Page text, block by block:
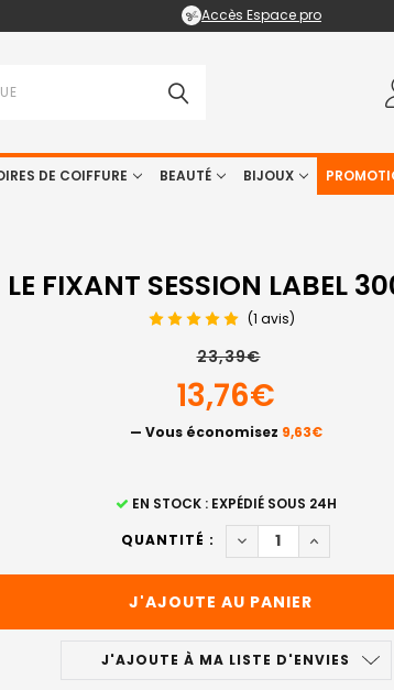
Accès Espace pro
DE COIFFURE BEAUTÉ BIJOUX
LE FIXANT SESSION LABEL
(1 avis)
23,39€
13,76€
— Vous économisez 9,63€
EN STOCK : EXPÉDIÉ SOUS 24H
QUANTITÉ :
DIMINUER LA
J'AJOUTE À MA LISTE D'ENVIES